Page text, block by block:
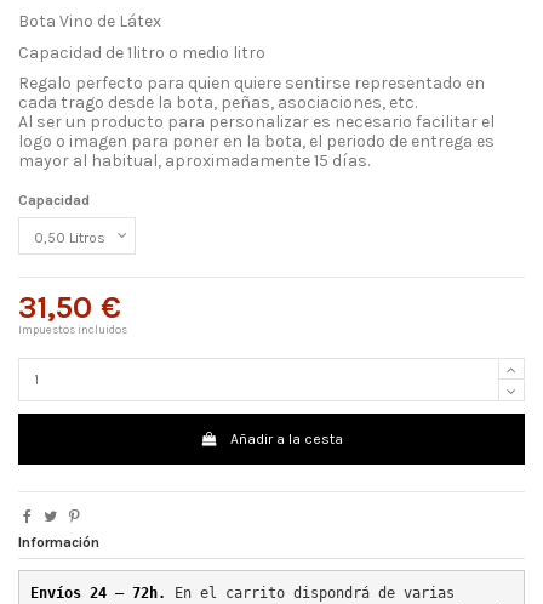
Bota Vino de Látex
Capacidad de 1litro o medio litro
Regalo perfecto para quien quiere sentirse representado en
cada trago desde la bota, peñas, asociaciones, etc.
Al ser un producto para personalizar es necesario facilitar el
logo o imagen para poner en la bota, el periodo de entrega es
mayor al habitual, aproximadamente 15 días.
Capacidad
31,50 €
Impuestos incluidos
Añadir a la cesta
Información
Envíos 24 – 72h.
En el carrito dispondrá de varias